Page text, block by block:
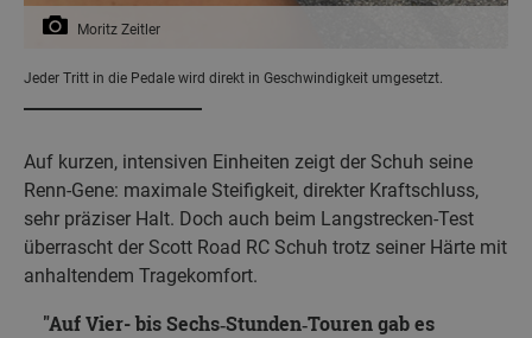
Moritz Zeitler
Jeder Tritt in die Pedale wird direkt in Geschwindigkeit umgesetzt.
Auf kurzen, intensiven Einheiten zeigt der Schuh seine
Renn‑Gene: maximale Steifigkeit, direkter Kraftschluss,
sehr präziser Halt. Doch auch beim Langstrecken-Test
überrascht der Scott Road RC Schuh trotz seiner Härte mit
anhaltendem Tragekomfort.
Auf Vier- bis Sechs‑Stunden‑Touren gab es